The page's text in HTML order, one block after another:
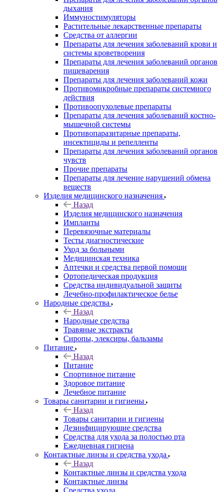
дыхания
Иммуностимуляторы
Растительные лекарственные препараты
Средства от аллергии
Препараты для лечения заболеваний крови и
системы кроветворения
Препараты для лечения заболеваний органов
пищеварения
Препараты для лечения заболеваний кожи
Противомикробные препараты системного
действия
Противоопухолевые препараты
Препараты для лечения заболеваний костно-
мышечной системы
Противопаразитарные препараты,
инсектициды и репелленты
Препараты для лечения заболеваний органов
чувств
Прочие препараты
Препараты для лечение нарушений обмена
веществ
Изделия медицинского назначения
Назад
Изделия медицинского назначения
Импланты
Перевязочные материалы
Тесты диагностические
Уход за больными
Медицинская техника
Аптечки и средства первой помощи
Ортопедическая продукция
Средства индивидуальной защиты
Лечебно-профилактическое белье
Народные средства
Назад
Народные средства
Травяные экстракты
Сиропы, элексиры, бальзамы
Питание
Назад
Питание
Спортивное питание
Здоровое питание
Лечебное питание
Товары санитарии и гигиены
Назад
Товары санитарии и гигиены
Дезинфицирующие средства
Средства для ухода за полостью рта
Ежедневная гигиена
Контактные линзы и средства ухода
Назад
Контактные линзы и средства ухода
Контактные линзы
Средства ухода